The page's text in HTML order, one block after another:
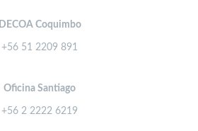
DECOA Coquimbo
+56 51 2209 891
Oficina Santiago
+56 2 2222 6219